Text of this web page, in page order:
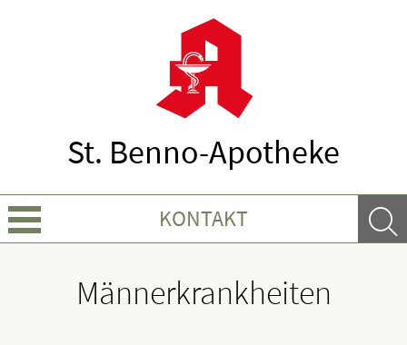
St. Benno-Apotheke
KONTAKT
Männerkrankheiten